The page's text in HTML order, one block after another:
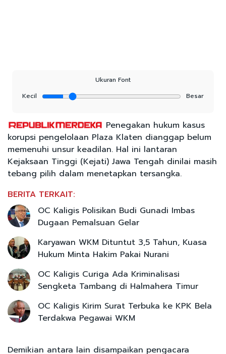
Ukuran Font
Kecil
Besar
Penegakan hukum kasus
korupsi pengelolaan Plaza Klaten dianggap belum
memenuhi unsur keadilan. Hal ini lantaran
Kejaksaan Tinggi (Kejati) Jawa Tengah dinilai masih
tebang pilih dalam menetapkan tersangka.
BERITA TERKAIT:
OC Kaligis Polisikan Budi Gunadi Imbas
Dugaan Pemalsuan Gelar
Karyawan WKM Dituntut 3,5 Tahun, Kuasa
Hukum Minta Hakim Pakai Nurani
OC Kaligis Curiga Ada Kriminalisasi
Sengketa Tambang di Halmahera Timur
OC Kaligis Kirim Surat Terbuka ke KPK Bela
Terdakwa Pegawai WKM
Demikian antara lain disampaikan pengacara